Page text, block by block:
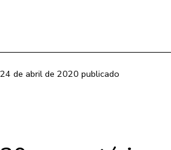
24 de abril de 2020 publicado